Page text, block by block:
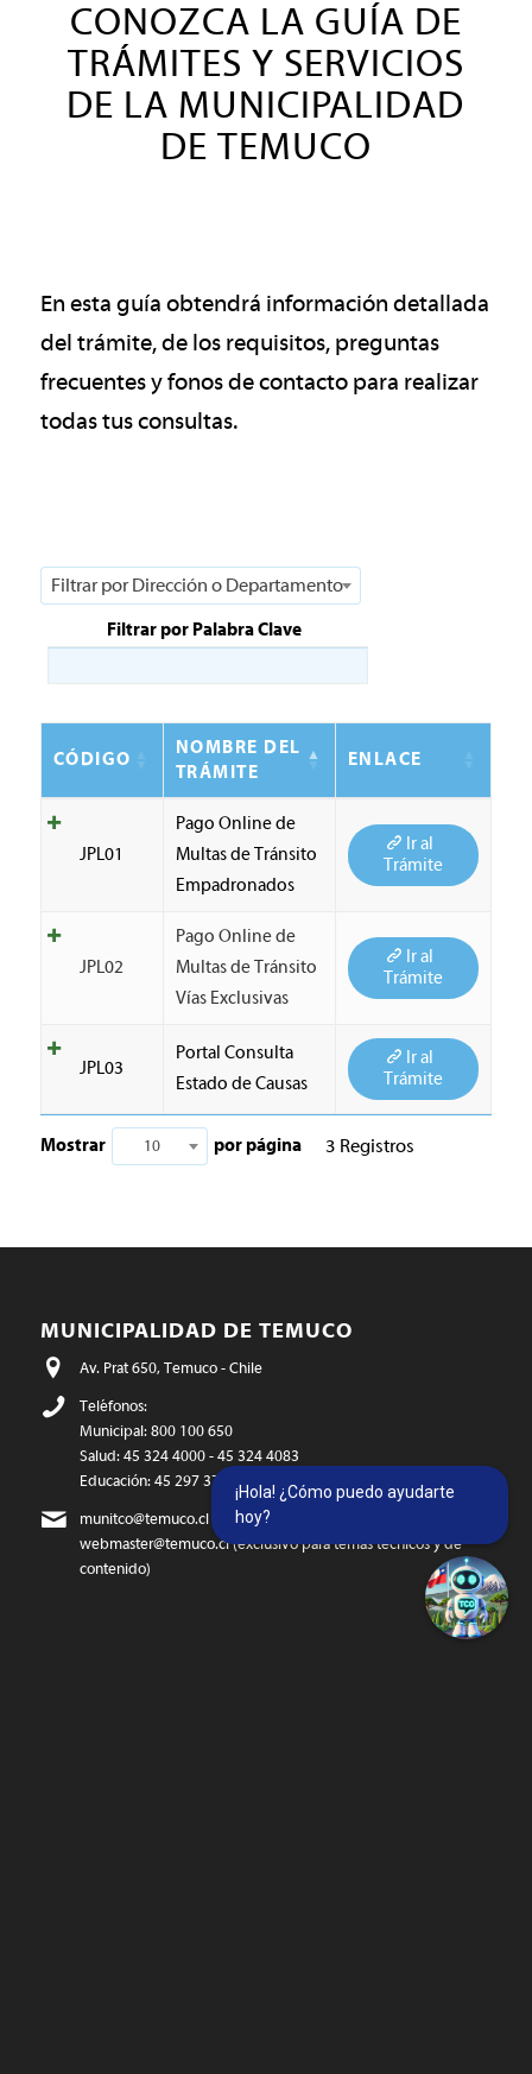
CONOZCA LA GUÍA DE
TRÁMITES Y SERVICIOS
DE LA MUNICIPALIDAD
DE TEMUCO
En esta guía obtendrá información detallada
del trámite, de los requisitos, preguntas
frecuentes y fonos de contacto para realizar
todas tus consultas.
Filtrar por Dirección o Departamento
Filtrar por Palabra Clave
CÓDIGO
NOMBRE DEL
TRÁMITE
ENLACE
JPL01
Pago Online de
Multas de Tránsito
Empadronados
Ir al
Trámite
JPL02
Pago Online de
Multas de Tránsito
Vías Exclusivas
Ir al
Trámite
JPL03
Portal Consulta
Estado de Causas
Ir al
Trámite
Mostrar 10 por página 3 Registros
MUNICIPALIDAD DE TEMUCO
Av. Prat 650, Temuco - Chile
Teléfonos:
Municipal: 800 100 650
Salud: 45 324 4000 - 45 324 4083
Educación: 45 297 3771
munitco@temuco.cl(correo oficial)
webmaster@temuco.cl(exclusivo para temas técnicos y de
contenido)
¡Hola! ¿Cómo puedo ayudarte
hoy?